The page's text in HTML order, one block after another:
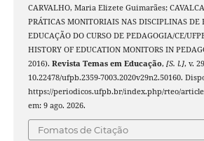
CARVALHO, Maria Elizete Guimarães;
PRÁTICAS MONITORIAIS NAS DISCIPLINAS DE
EDUCAÇÃO DO CURSO DE PEDAGOGIA/CE/
HISTORY OF EDUCATION MONITORS IN
2016). Revista Temas em Educação, [S. l.], v.
10.22478/ufpb.2359-7003.2020v29n2.50160.
https://periodicos.ufpb.br/index.php/rteo/
em: 9 ago. 2026.
Fomatos de Citação